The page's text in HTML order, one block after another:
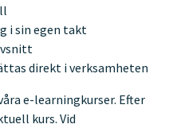
i sin egen takt
direkt i verksamheten
e-learningkurser. Efter
kurs. Vid